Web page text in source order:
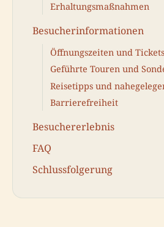
Erhaltungsmaßnahmen
Besucherinformationen
Öffnungszeiten und Tickets
Geführte Touren und
Reisetipps und
Barrierefreiheit
Besuchererlebnis
FAQ
Schlussfolgerung